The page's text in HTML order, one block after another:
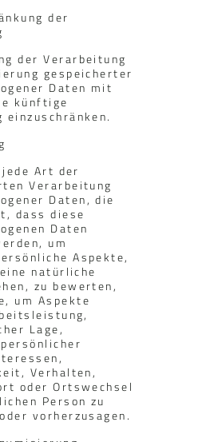
der
der Verarbeitung
gespeicherter
Daten mit
künftige
einzuschränken.
Art der
Verarbeitung
Daten, die
dass diese
Daten
um
Aspekte,
natürliche
zu bewerten,
um Aspekte
Lage,
Verhalten,
oder Ortswechsel
Person zu
vorherzusagen.